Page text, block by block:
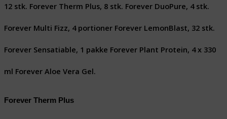
12 stk. Forever Therm Plus, 8 stk. Forever DuoPure, 4 stk.
Forever Multi Fizz, 4 portioner Forever LemonBlast, 32 stk.
Forever Sensatiable, 1 pakke Forever Plant Protein, 4 x 330
ml Forever Aloe Vera Gel.
Forever Therm Plus